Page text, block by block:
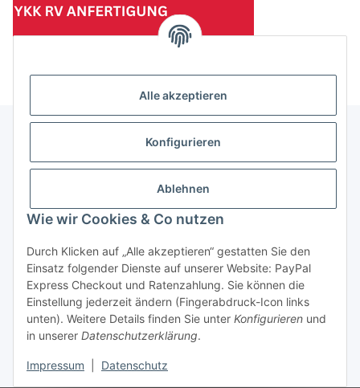
Alle akzeptieren
Konfigurieren
Ablehnen
Wie wir Cookies & Co nutzen
Durch Klicken auf „Alle akzeptieren“ gestatten Sie den
Einsatz folgender Dienste auf unserer Website: PayPal
Express Checkout und Ratenzahlung. Sie können die
Einstellung jederzeit ändern (Fingerabdruck-Icon links
unten). Weitere Details finden Sie unter Konfigurieren und
in unserer Datenschutzerklärung.
Impressum Datenschutz
(Mindesttabnahmemenge 10 Stück je Länge und Farbe)
Informationen
Gesetzliche Informationen
Vertrag widerrufen
* Alle Preise zzgl. gesetzlicher USt., zzgl.